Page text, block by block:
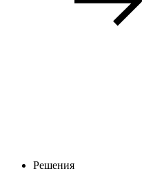
Решения